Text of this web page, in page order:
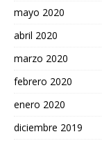
mayo 2020
abril 2020
marzo 2020
febrero 2020
enero 2020
diciembre 2019